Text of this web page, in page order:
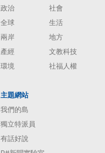
政治
社會
全球
生活
兩岸
地方
產經
文教科技
環境
社福人權
主題網站
我們的島
獨立特派員
有話好說